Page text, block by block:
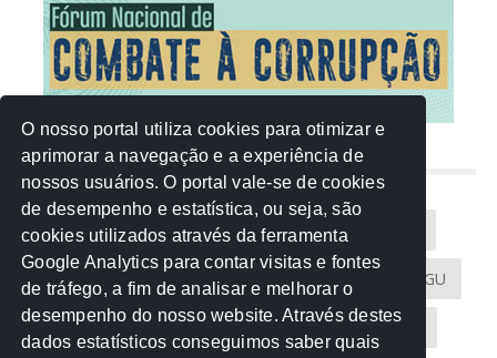
NUVEM DE TAGS
Acontece na Rede AGU AMM
Atricon Audicom CAU-MT CGU
CREA-MT Eventos MPC-MT MPE-MT
O nosso portal utiliza cookies para otimizar e
aprimorar a navegação e a experiência de
nossos usuários. O portal vale-se de cookies
de desempenho e estatística, ou seja, são
cookies utilizados através da ferramenta
Google Analytics para contar visitas e fontes
de tráfego, a fim de analisar e melhorar o
desempenho do nosso website. Através destes
dados estatísticos conseguimos saber quais